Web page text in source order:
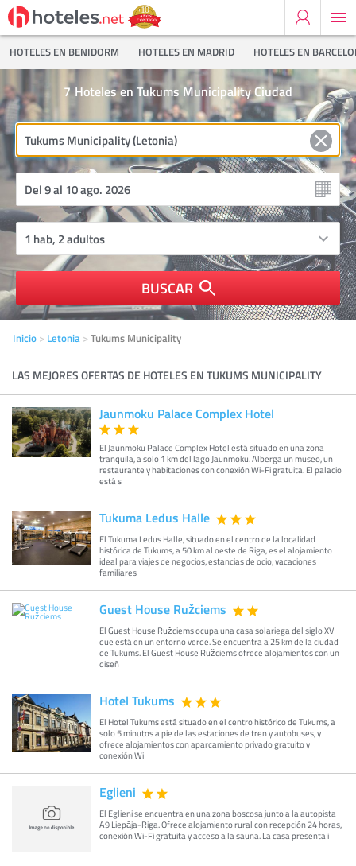
HOTELES EN BENIDORM HOTELES EN MADRID HOTELES EN
Hoteles en Tukums Municipality Ciudad
7
BUSCAR
Inicio Letonia Tukums Municipality
LAS MEJORES OFERTAS DE HOTELES EN TUKUMS MUNICIPALITY
Jaunmoku Palace Complex Hotel
El Jaunmoku Palace Complex Hotel está situado en una zona
tranquila, a solo 1 km del lago Jaunmoku. Alberga un museo, un
restaurante y habitaciones con conexión Wi-Fi gratuita. El palacio
está s
Tukuma Ledus Halle
El Tukuma Ledus Halle, situado en el centro de la localidad
histórica de Tukums, a 50 km al oeste de Riga, es el alojamiento
ideal para viajes de negocios, estancias de ocio, vacaciones
familiares
Guest House Ružciems
El Guest House Ružciems ocupa una casa solariega del siglo XV
que está en un entorno verde. Se encuentra a 25 km de la ciudad
de Tukums. El Guest House Ružciems ofrece alojamientos con un
diseñ
Hotel Tukums
El Hotel Tukums está situado en el centro histórico de Tukums, a
solo 5 minutos a pie de las estaciones de tren y autobuses, y
ofrece alojamientos con aparcamiento privado gratuito y
conexión Wi
Eglieni
El Eglieni se encuentra en una zona boscosa junto a la autopista
A9 Liepāja-Riga. Ofrece alojamiento rural con recepción 24 horas,
conexión Wi-Fi gratuita y acceso a la sauna. La casa presenta i